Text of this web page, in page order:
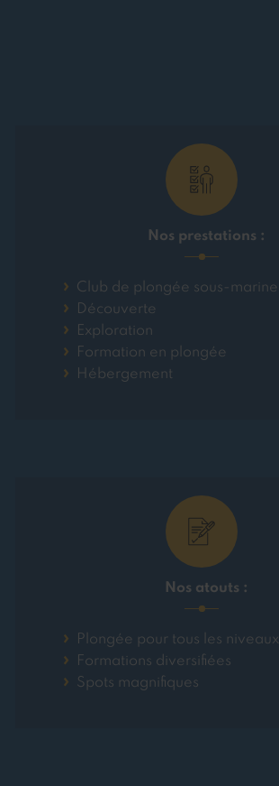
Nos prestations :
Club de plongée sous-marine
Découverte
Exploration
Formation en plongée
Hébergement
Nos atouts :
Plongée pour tous les niveaux
Formations diversifiées
Spots magnifiques